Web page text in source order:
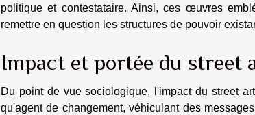
politique et contestataire. Ainsi, ces œuvres
remettre en question les structures de pouvoir
Impact et portée du street
Du point de vue sociologique, l'impact du street
qu'agent de changement, véhiculant des